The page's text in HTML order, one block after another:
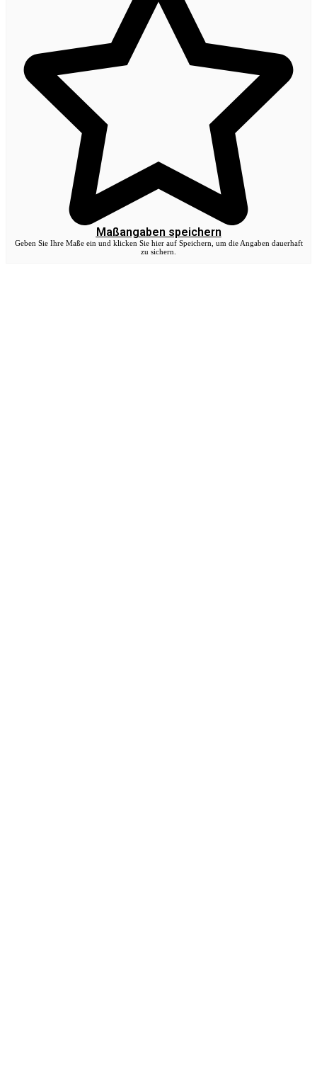
Maßangaben speichern
Geben Sie Ihre Maße ein und klicken Sie hier auf Speichern, um die Angaben dauerhaft
zu sichern.